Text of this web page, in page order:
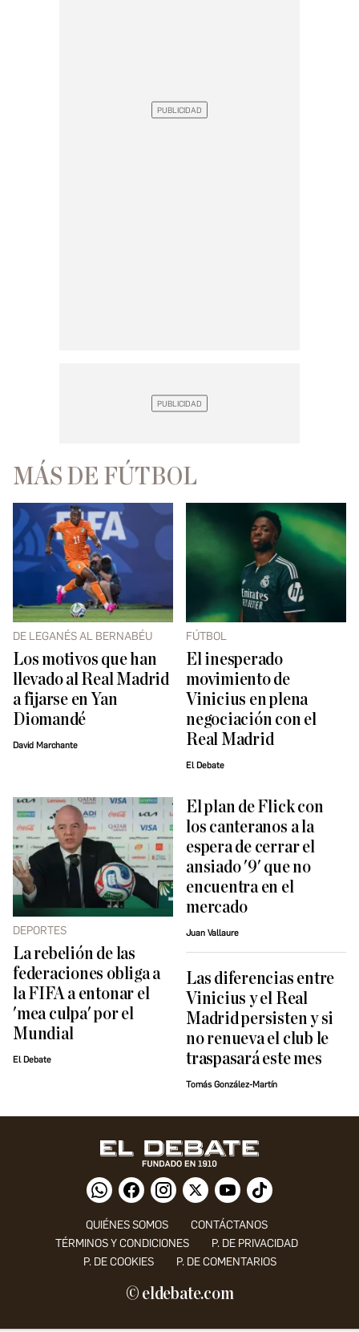
MÁS DE FÚTBOL
DE LEGANÉS AL BERNABÉU
Los motivos que han
llevado al Real Madrid
a fijarse en Yan
Diomandé
David Marchante
FÚTBOL
El inesperado
movimiento de
Vinicius en plena
negociación con el
Real Madrid
El Debate
DEPORTES
La rebelión de las
federaciones obliga a
la FIFA a entonar el
'mea culpa' por el
Mundial
El Debate
El plan de Flick con
los canteranos a la
espera de cerrar el
ansiado '9' que no
encuentra en el
mercado
Juan Vallaure
Las diferencias entre
Vinicius y el Real
Madrid persisten y si
no renueva el club le
traspasará este mes
Tomás González-Martín
QUIÉNES SOMOS
CONTÁCTANOS
TÉRMINOS Y CONDICIONES
P. DE PRIVACIDAD
P. DE COOKIES
P. DE COMENTARIOS
© eldebate.com